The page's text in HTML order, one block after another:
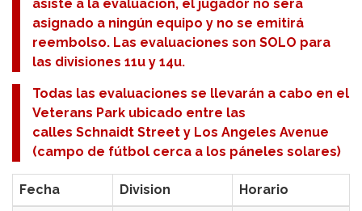
asiste a la evaluación, el jugador no será
asignado a ningún equipo y no se emitirá
reembolso. Las evaluaciones son SOLO para
las divisiones 11u y 14u.
Todas las evaluaciones se llevarán a cabo en el
Veterans Park ubicado entre las
calles Schnaidt Street y Los Angeles Avenue
(campo de fútbol cerca a los páneles solares)
Fecha Division Horario